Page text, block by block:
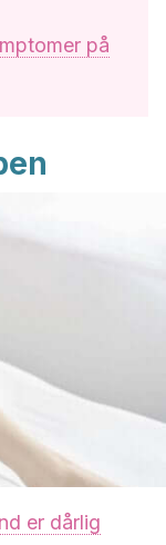
på
er dårlig